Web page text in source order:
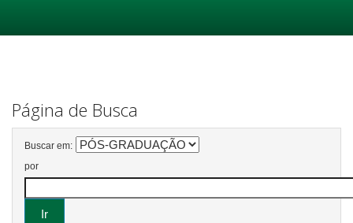
Página de Busca
Buscar em:
por